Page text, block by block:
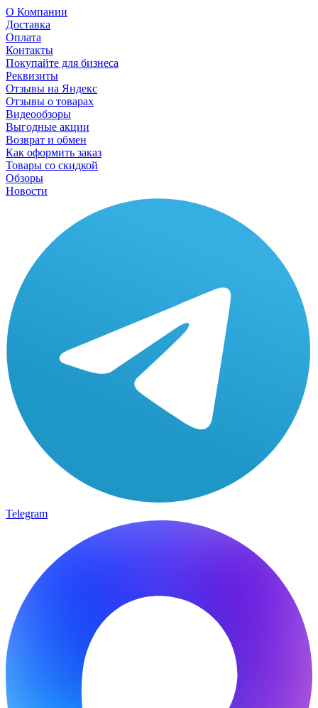
О Компании
Доставка
Оплата
Контакты
Покупайте для бизнеса
Реквизиты
Отзывы на Яндекс
Отзывы о товарах
Видеообзоры
Выгодные акции
Возврат и обмен
Как оформить заказ
Товары со скидкой
Обзоры
Новости
Telegram